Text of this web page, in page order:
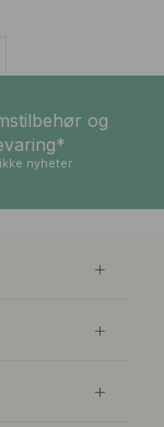
og
nyheter